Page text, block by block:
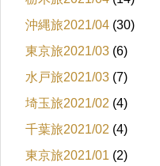
沖縄旅2021/04 (30)
東京旅2021/03 (6)
水戸旅2021/03 (7)
埼玉旅2021/02 (4)
千葉旅2021/02 (4)
東京旅2021/01 (2)